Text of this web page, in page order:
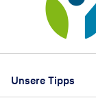
Unsere Tipps